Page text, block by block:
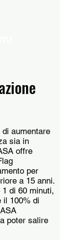
aumentare
sia in
offre
per
a 15 anni.
di 60 minuti,
il 100% di
poter salire